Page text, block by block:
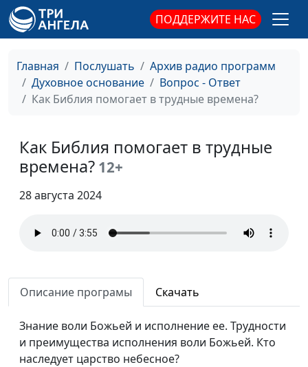
ПОДДЕРЖИТЕ НАС
Главная Послушать
Архив радио программ
Духовное основание
Вопрос - Ответ
Как Библия помогает в трудные времена?
Как Библия помогает в трудные
времена? 12+
28 августа 2024
Описание програмы Скачать
Знание воли Божьей и исполнение ее. Трудности
и преимущества исполнения воли Божьей. Кто
наследует царство небесное?
встречи с Богом?
священнослужитель
священнослужитель
Откуда взялись десять
заповедей?
Александр Синицын,
священнослужитель
какой день праздновать
Рождество?
священнослужитель
Встречаться с
разделяющим твою
Духовное или
физическое здоровье -
священнослужитель
причастие?
Александр Синицын,
священнослужитель